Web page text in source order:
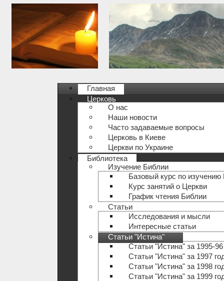
Главная
Церковь
О нас
Наши новости
Часто задаваемые вопросы
Церковь в Киеве
Церкви по Украине
Библиотека
Изучение Библии
Базовый курс по изучению
Курс занятий о Церкви
График чтения Библии
Статьи
Исследования и мысли
Интересные статьи
Статьи "Истина"
Статьи "Истина" за 1995-
Статьи "Истина" за 1997
Статьи "Истина" за 1998
Статьи "Истина" за 1999